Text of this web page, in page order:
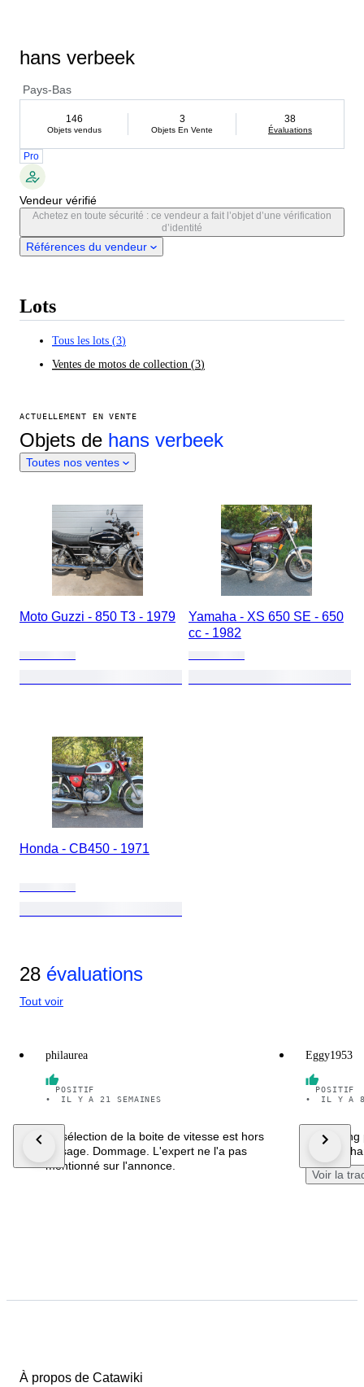
hans verbeek
Pays-Bas
146
Objets vendus
3
Objets En Vente
38
Évaluations
Pro
Vendeur vérifié
Achetez en toute sécurité : ce vendeur a fait l’objet d’une vérification
d’identité
Références du vendeur
Lots
Tous les lots (3)
Ventes de motos de collection (3)
ACTUELLEMENT EN VENTE
Objets de hans verbeek
Toutes nos ventes
Moto Guzzi - 850 T3 - 1979
Yamaha - XS 650 SE - 650
cc - 1982
Honda - CB450 - 1971
28 évaluations
Tout voir
philaurea
POSITIF
•
IL Y A 21 SEMAINES
La sélection de la boite de vitesse est hors
d'usage. Dommage. L'expert ne l'a pas
mentionné sur l'annonce.
Eggy1953
POSITIF
•
IL Y A
object.
Voir la
À propos de Catawiki